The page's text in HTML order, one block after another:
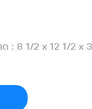
: 8 1/2 x 12 1/2 x